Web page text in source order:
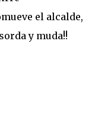
el alcalde,
y muda!!